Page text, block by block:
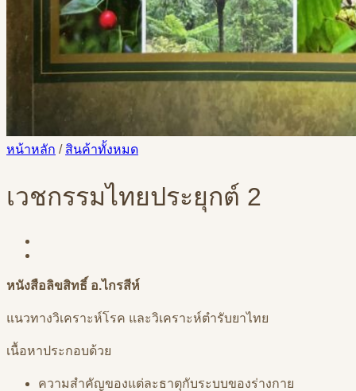
หน้าหลัก / สินค้าทั้งหมด
เวชกรรมไทยประยุกต์ 2
หนังสือลิขสิทธิ์ อ.ไกรสีห์
แนวทางวิเคราะห์โรค และวิเคราะห์ตำรับยาไทย
เนื้อหาประกอบด้วย
ความสำคัญของแต่ละธาตุกับระบบของร่างกาย